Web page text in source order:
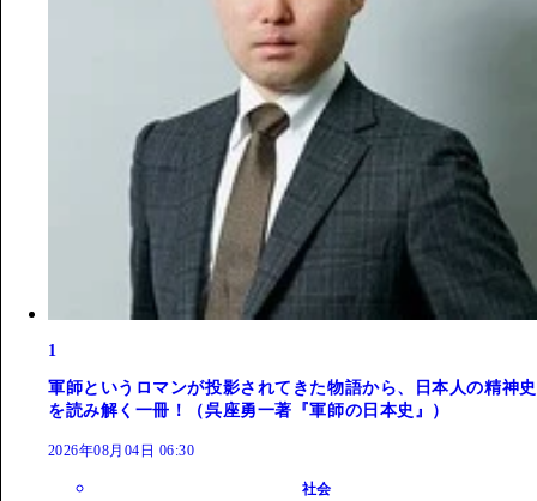
1
軍師というロマンが投影されてきた物語から、日本人の精神史
を読み解く一冊！（呉座勇一著『軍師の日本史』）
2026年08月04日 06:30
社会